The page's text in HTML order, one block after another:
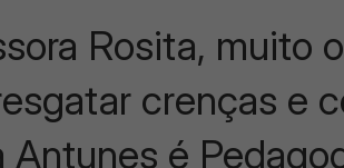
Rosita, muito
crenças e
Antunes é